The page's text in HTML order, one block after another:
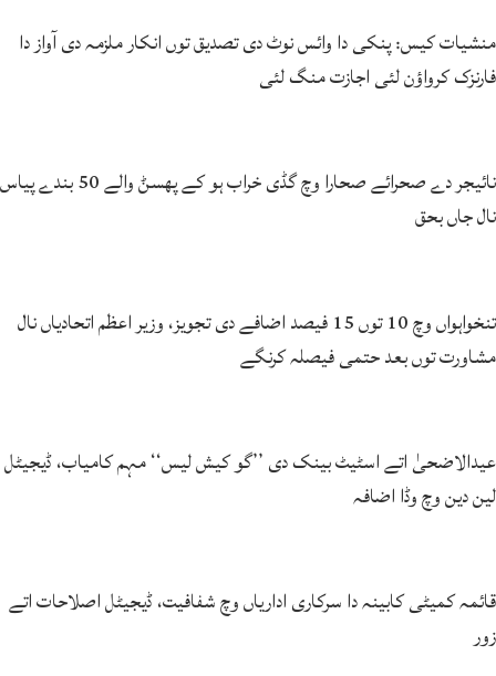
منشیات کیس: پنکی دا وائس نوٹ دی تصدیق توں انکار ملزمہ دی آواز دا
فارنزک کرواؤن لئی اجازت منگ لئی
نائیجر دے صحرائے صحارا وچ گڈی خراب ہو کے پھسݨ والے 50 بندے پیاس
نال جاں بحق
تنخواہواں وچ 10 توں 15 فیصد اضافے دی تجویز، وزیر اعظم اتحادیاں نال
مشاورت توں بعد حتمی فیصلہ کرنگے
عیدالاضحیٰ اتے اسٹیٹ بینک دی ’’گو کیش لیس‘‘ مہم کامیاب، ڈیجیٹل
لین دین وچ وڈا اضافہ
قائمہ کمیٹی کابینہ دا سرکاری اداریاں وچ شفافیت، ڈیجیٹل اصلاحات اتے
زور